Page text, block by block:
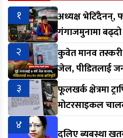
१
अध्यक्ष भेटिँदैनन्,
गंगाजमुनामा
२
कुवेत मानव तस्करी
जेल, पीडितलाई
३
फूलखर्क क्षेत्रमा
मोटरसाइकल
४
दलिए ब्यबस्था